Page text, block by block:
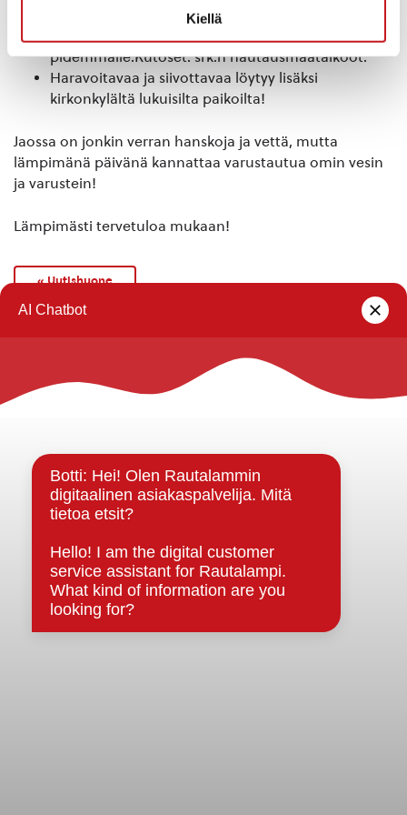
Kiellä
kirkolle ja takaisin.Neloset: mandariinimetsä ja
pidemmälle.Kutoset: srk:n hautausmaatalkoot.
Haravoitavaa ja siivottavaa löytyy lisäksi
kirkonkylältä lukuisilta paikoilta!
Jaossa on jonkin verran hanskoja ja vettä, mutta
lämpimänä päivänä kannattaa varustautua omin vesin
ja varustein!
Lämpimästi tervetuloa mukaan!
« Uutishuone
Rautalammin kunta
Strategiat, ohjelmat, ohjeet, suunnitelmat, säännöt ja
sopimukset
Asiakirjajulkisuuskuvaus
Evästeet
Saavutettavuusseloste
Tietosuoja
Tietosuojaselosteet